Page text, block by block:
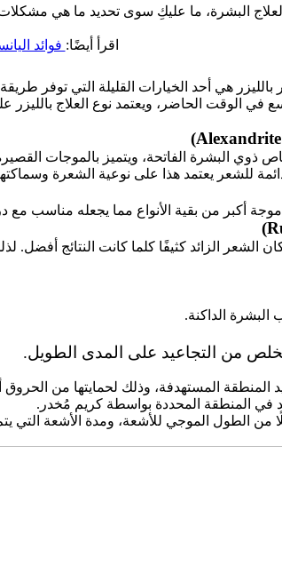
لعلاج البشرة، ما عليكِ سوى تحديد ما هي
اقرأ أيضًا: فوائد
بالليزر هي أحد الخيارات القليلة التي توفر
في الوقت الحاضر، ويعتمد نوع العلاج
ذوي البشرة الفاتحة، ويتميز بالموجات
للشعر يعتمد هذا على نوعية الشعرة
أكبر من بقية الأنواع مما يجعله مناسب مع
الزائد كثيفًا كلما كانت النتائج أفضل.
البشرة الداكنة.
من التجاعيد على المدى الطويل.
المنطقة المستهدفة، وذلك لحمايتها من الحروق
في المنطقة المحددة بواسطة كريم مُخدر.
من الطول الموجي للأشعة، ومدة الأشعة